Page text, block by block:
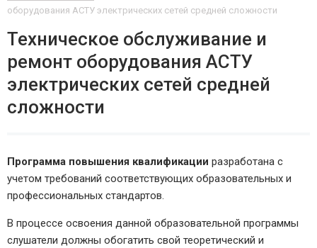
оборудования АСТУ электрических сетей средней сложности
Техническое обслуживание и
ремонт оборудования АСТУ
электрических сетей средней
сложности
Программа повышения квалификации разработана с
учетом требований соответствующих образовательных и
профессиональных стандартов.
В процессе освоения данной образовательной программы
слушатели должны обогатить свой теоретический и